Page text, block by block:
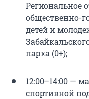
Региональное
общественно-
детей и
парка (0+);
12:00–14:00 —
спортивной